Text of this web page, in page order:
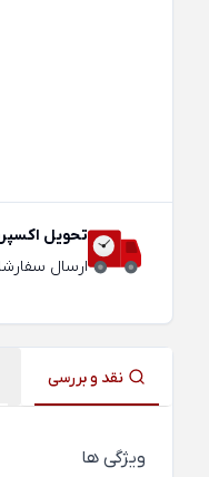
تحویل
ارسال
نقد و بررسی
ویژگی ها